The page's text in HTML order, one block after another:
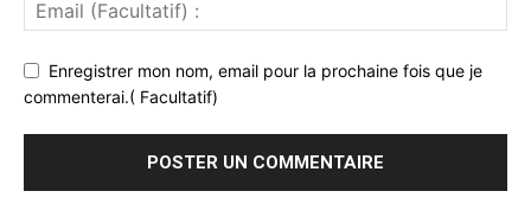
Enregistrer mon nom, email pour la prochaine fois que je
commenterai.( Facultatif)